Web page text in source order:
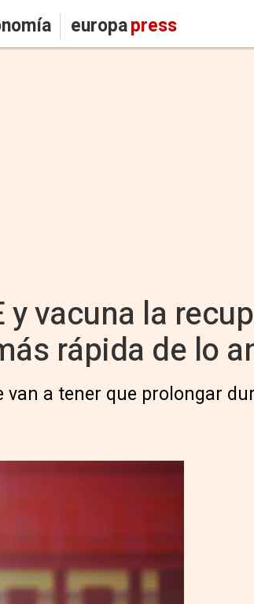
europapress
y vacuna la
rápida de lo
van a tener que prolongar